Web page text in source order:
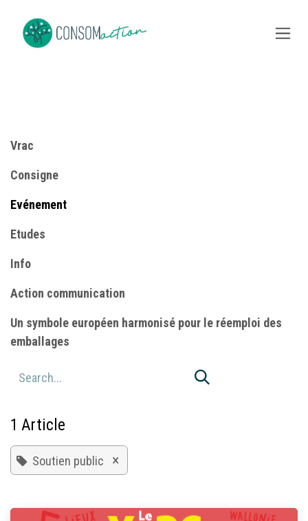
Vrac
Consigne
​Evénement
Etudes
Info
​Action communication
Un symbole européen harmonisé pour le réemploi des
emballages
1 Article
Soutien public ×